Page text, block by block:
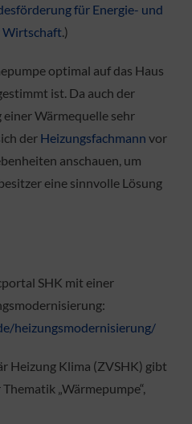
für Energie- und
Wirtschaft.)
optimal auf das Haus
ist. Da auch der
Wärmequelle sehr
der Heizungsfachmann vor
anschauen, um
eine sinnvolle Lösung
SHK mit einer
heizungsmodernisierung/
Heizung Klima (ZVSHK) gibt
„Wärmepumpe“,